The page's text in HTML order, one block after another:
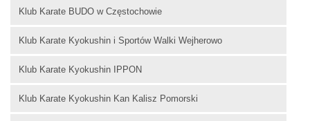
Klub Karate BUDO w Częstochowie
Klub Karate Kyokushin i Sportów Walki Wejherowo
Klub Karate Kyokushin IPPON
Klub Karate Kyokushin Kan Kalisz Pomorski